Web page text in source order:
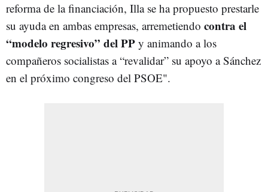
reforma de la financiación, Illa se ha propuesto prestarle
su ayuda en ambas empresas, arremetiendo contra el
“modelo regresivo” del PP y animando a los
compañeros socialistas a “revalidar” su apoyo a Sánchez
en el próximo congreso del PSOE".